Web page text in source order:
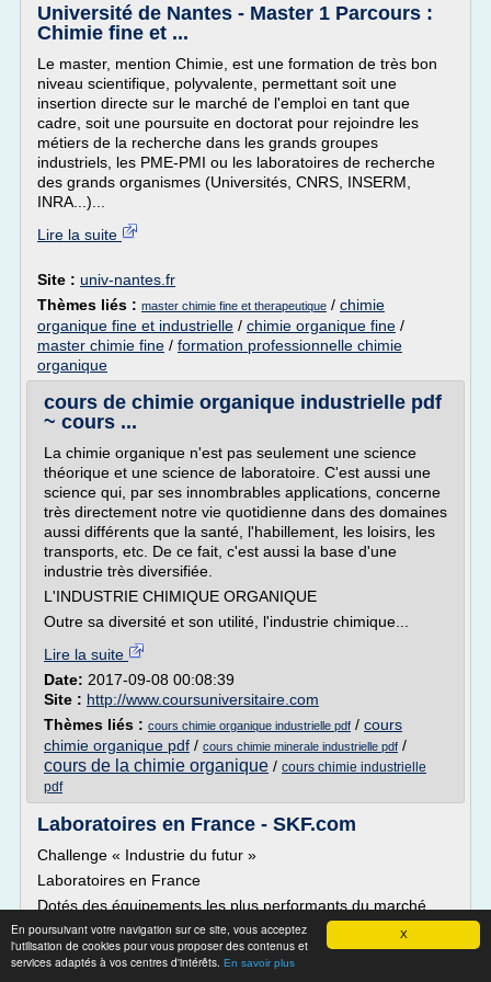
X
En poursuivant votre navigation sur ce site, vous acceptez
l'utilisation de cookies pour vous proposer des contenus et
services adaptés à vos centres d'intérêts. En savoir plus
Université de Nantes - Master 1 Parcours :
Chimie fine et ...
Le master, mention Chimie, est une formation de très bon
niveau scientifique, polyvalente, permettant soit une
insertion directe sur le marché de l'emploi en tant que
cadre, soit une poursuite en doctorat pour rejoindre les
métiers de la recherche dans les grands groupes
industriels, les PME-PMI ou les laboratoires de recherche
des grands organismes (Universités, CNRS, INSERM,
INRA...)...
Lire la suite
Site : univ-nantes.fr
Thèmes liés : master chimie fine et therapeutique / chimie
organique fine et industrielle / chimie organique fine /
master chimie fine / formation professionnelle chimie
organique
cours de chimie organique industrielle pdf
~ cours ...
La chimie organique n'est pas seulement une science
théorique et une science de laboratoire. C'est aussi une
science qui, par ses innombrables applications, concerne
très directement notre vie quotidienne dans des domaines
aussi différents que la santé, l'habillement, les loisirs, les
transports, etc. De ce fait, c'est aussi la base d'une
industrie très diversifiée.
L'INDUSTRIE CHIMIQUE ORGANIQUE
Outre sa diversité et son utilité, l'industrie chimique...
Lire la suite
Date: 2017-09-08 00:08:39
Site : http://www.coursuniversitaire.com
Thèmes liés : cours chimie organique industrielle pdf / cours
chimie organique pdf / cours chimie minerale industrielle pdf /
cours de la chimie organique / cours chimie industrielle
pdf
Laboratoires en France - SKF.com
Challenge « Industrie du futur »
Laboratoires en France
Dotés des équipements les plus performants du marché,
les laboratoires de SKF en France contrôlent et valident les
matières, les traitements ou bien encore les composants.
SKF propose les services des :